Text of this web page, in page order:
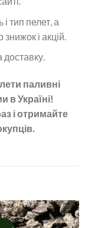
і тип пелет, а
і акцій.
паливні
в Україні!
і отримайте